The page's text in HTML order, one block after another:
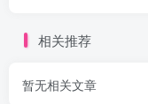
相关推荐
暂无相关文章